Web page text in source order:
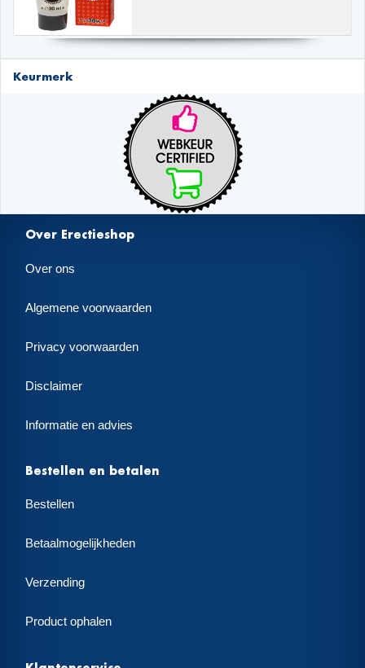
Keurmerk
Over Erectieshop
Over ons
Algemene voorwaarden
Privacy voorwaarden
Disclaimer
Informatie en advies
Bestellen en betalen
Bestellen
Betaalmogelijkheden
Verzending
Product ophalen